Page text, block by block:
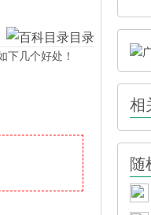
下几个好处！
相
随